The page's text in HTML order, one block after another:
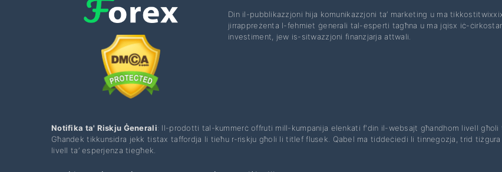
Din il-pubblikazzjoni hija komunikazzjoni ta’ marketing u ma
jirrappreżenta l-fehmiet ġenerali tal-esperti tagħna u ma jqisx iċ-
investiment, jew is-sitwazzjoni finanzjarja attwali.
Notifika ta' Riskju Ġenerali: Il-prodotti tal-kummerċ offruti mill-kumpanija elenkati f'din il-websajt għandhom livell
Għandek tikkunsidra jekk tistax taffordja li tieħu r-riskju għoli li titlef flusek. Qabel ma tiddeċiedi li tinnegozja, trid
livell ta’ esperjenza tiegħek.